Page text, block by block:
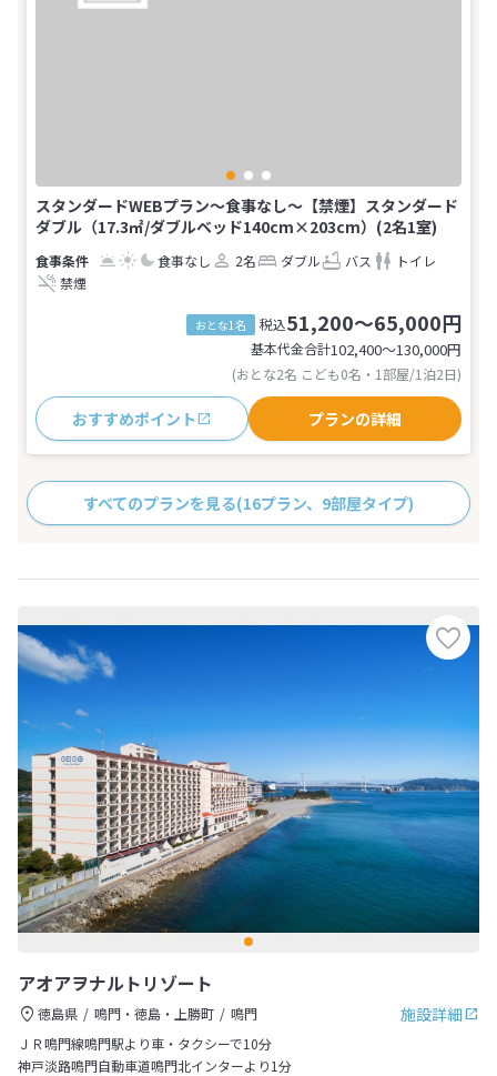
スタンダードWEBプラン～食事なし～【禁煙】スタンダード
ダブル（17.3㎡/ダブルベッド140cm×203cm）(2名1室)
食事なし 2名 ダブル バス
トイレ
禁煙
おとな1名 税込51,200～65,000円
基本代金合計102,400〜130,000円
(おとな2名 こども0名・1部屋/1泊2日)
おすすめポイント プランの詳細
すべてのプランを見る(16プラン、9部屋タイプ)
アオアヲナルトリゾート
施設詳細
徳島県 鳴門・徳島・上勝町
鳴門
ＪＲ鳴門線鳴門駅より車・タクシーで10分
神戸淡路鳴門自動車道鳴門北インターより1分